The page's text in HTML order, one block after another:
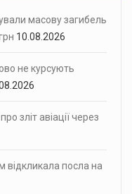
масову загибель
10.08.2026
не курсують
зліт авіації через
відкликала посла на